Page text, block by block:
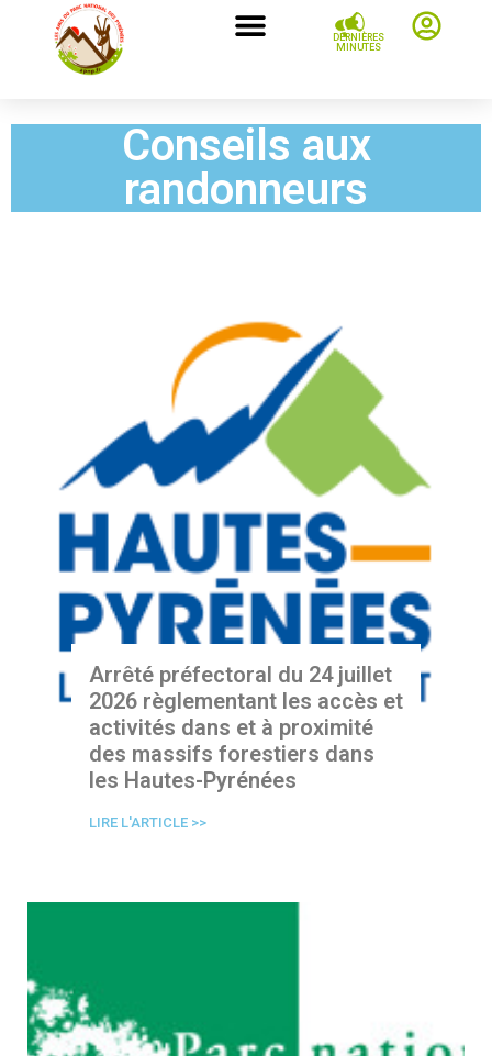
DERNIÈRES
MINUTES
Conseils aux
randonneurs
Arrêté préfectoral du 24 juillet
2026 règlementant les accès et
activités dans et à proximité
des massifs forestiers dans
les Hautes-Pyrénées
LIRE L'ARTICLE >>